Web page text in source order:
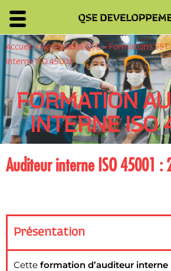
Accueil»Formations QSE» Formations SST
interne ISO 45001
FORMATION
INTERNE
Auditeur interne ISO 45001 :
Présentation
Cette formation d’auditeur interne